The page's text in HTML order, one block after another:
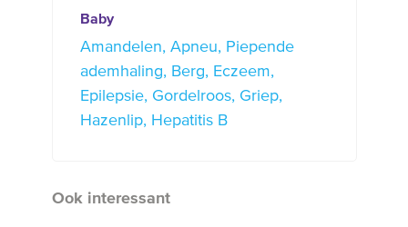
Baby
Amandelen Apneu
Piepende
ademhaling
Berg
Eczeem
Epilepsie Gordelroos Griep
Hazenlip
Hepatitis B
Ook interessant